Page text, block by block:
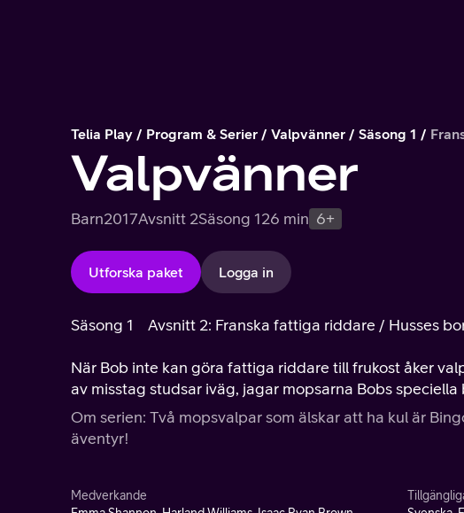
Telia Play Program & Serier Valpvänner Säsong 1
Valpvänner
Barn2017Avsnitt 2Säsong 126 min 6+
Utforska paket Logga in
Säsong 1 Avsnitt 2: Franska fattiga riddare / Husses
När Bob inte kan göra fattiga riddare till frukost åker
av misstag studsar iväg, jagar mopsarna Bobs
Om serien: Två mopsvalpar som älskar att ha kul är
äventyr!
Medverkande